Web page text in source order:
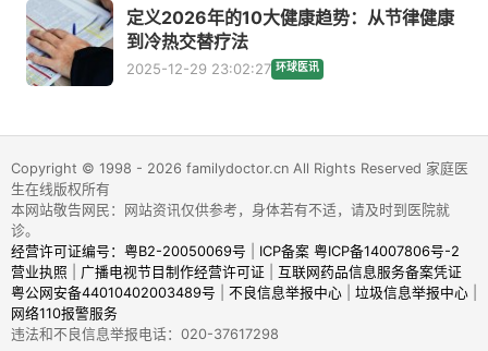
定义2026年的10大健康趋势：从节律健康
到冷热交替疗法
2025-12-29 23:02:27 环球医讯
Copyright © 1998 - 2026 familydoctor.cn All Rights Reserved 家庭医
生在线版权所有
本网站敬告网民：网站资讯仅供参考，身体若有不适，请及时到医院就
诊。
经营许可证编号：粤B2-20050069号
ICP备案 粤ICP备14007806号-2
营业执照
广播电视节目制作经营许可证
互联网药品信息服务备案凭证
粤公网安备44010402003489号
不良信息举报中心| 垃圾信息举报中心|
网络110报警服务
违法和不良信息举报电话：020-37617298